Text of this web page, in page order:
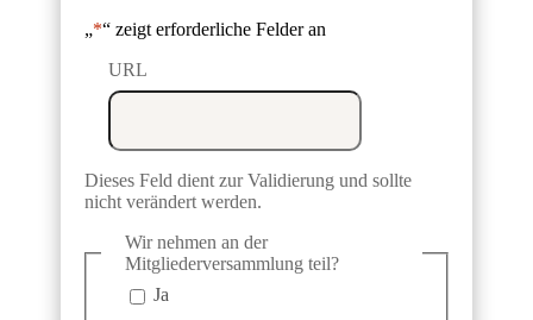
„*“ zeigt erforderliche Felder an
URL
Dieses Feld dient zur Validierung und sollte
nicht verändert werden.
Wir nehmen an der
Mitgliederversammlung teil?
Ja